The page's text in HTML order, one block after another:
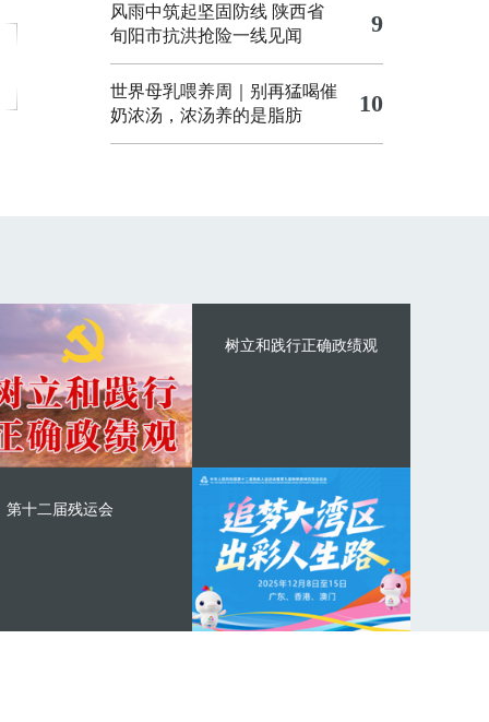
风雨中筑起坚固防线 陕西省
旬阳市抗洪抢险一线见闻
9
世界母乳喂养周｜别再猛喝催
奶浓汤，浓汤养的是脂肪
10
树立和践行正确政绩观
第十二届残运会